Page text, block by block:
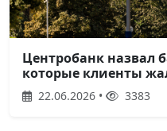
Центробанк назвал
которые клиенты
22.06.2026 • 3383